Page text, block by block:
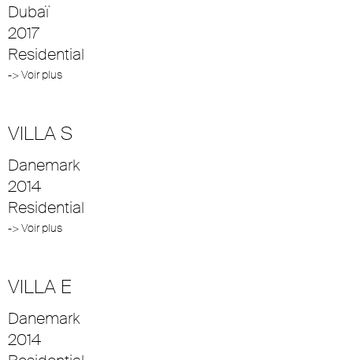
Dubaï
2017
Residential
-> Voir plus
VILLA S
Danemark
2014
Residential
-> Voir plus
VILLA E
Danemark
2014